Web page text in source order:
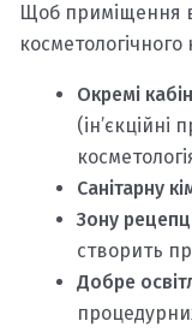
Щоб приміщення
Окремі
Санітарну
Зону
створить
Добре